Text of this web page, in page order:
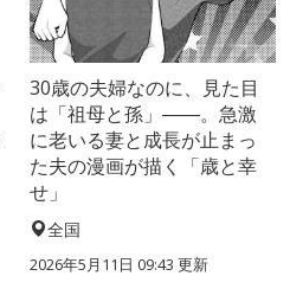
30歳の夫婦なのに、見た目
は「祖母と孫」――。急激
に老いる妻と成長が止まっ
た夫の漫画が描く「歳と幸
せ」
全国
2026年5月11日 09:43 更新